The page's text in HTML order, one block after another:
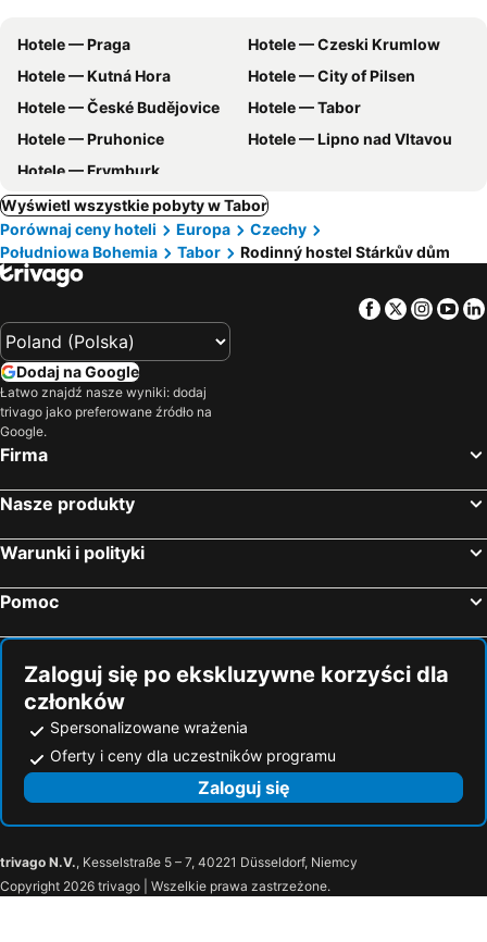
Hotele — Praga
Hotele — Czeski Krumlow
Hotele — Kutná Hora
Hotele — City of Pilsen
Hotele — České Budějovice
Hotele — Tabor
Hotele — Pruhonice
Hotele — Lipno nad Vltavou
Hotele — Frymburk
Wyświetl wszystkie pobyty w Tabor
Porównaj ceny hoteli
Europa
Czechy
Południowa Bohemia
Tabor Rodinný hostel Stárkův dům
Facebook
Twitter
Dodaj na Google
Łatwo znajdź nasze wyniki: dodaj
trivago jako preferowane źródło na
Google.
Firma
Nasze produkty
Warunki i polityki
Pomoc
Zaloguj się po ekskluzywne korzyści dla
członków
Spersonalizowane wrażenia
Oferty i ceny dla uczestników programu
Zaloguj się
trivago N.V., Kesselstraße 5 – 7, 40221 Düsseldorf, Niemcy
Copyright 2026 trivago | Wszelkie prawa zastrzeżone.